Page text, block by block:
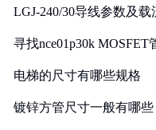
LGJ-240/30导线参数及载
寻找nce01p30k
电梯的尺寸有哪些规格
镀锌方管尺寸一般有哪些